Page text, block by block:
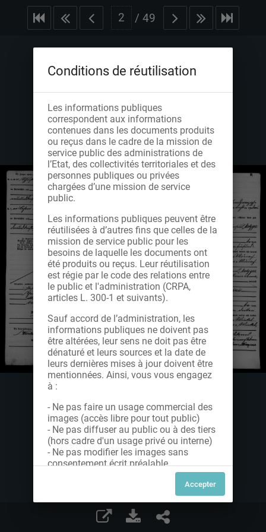
/ 49
Conditions de réutilisation
Les informations publiques
correspondent aux informations
contenues dans les documents produits
ou reçus dans le cadre de la mission de
service public des administrations de
l’Etat, des collectivités territoriales et des
personnes publiques ou privées
chargées d’une mission de service
public.
Les informations publiques peuvent être
réutilisées à d’autres fins que celles de la
mission de service public pour les
besoins de laquelle les documents ont
été produits ou reçus. Leur réutilisation
est régie par le code des relations entre
le public et l'administration (CRPA,
articles L. 300-1 et suivants).
Sauf accord de l’administration, les
informations publiques ne doivent pas
être altérées, leur sens ne doit pas être
dénaturé et leurs sources et la date de
leurs dernières mises à jour doivent être
mentionnées. Ainsi, vous vous engagez
à :
- Ne pas faire un usage commercial des
images (accès libre pour tout public)
- Ne pas diffuser au public ou à des tiers
(hors cadre d'un usage privé ou interne)
- Ne pas modifier les images sans
consentement écrit préalable
Dans le cas contraire, nous vous invitons
à nous contacter afin de solliciter le type
de Licence souhaitée parmi celles
proposées et le cas échéant, acquitter